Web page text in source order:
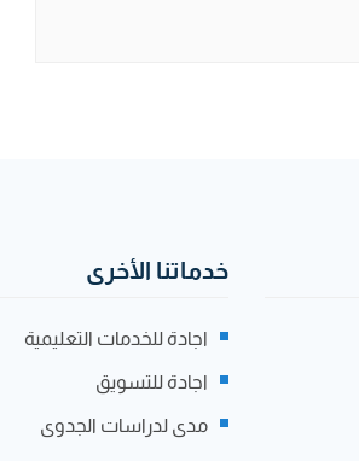
خدماتنا الأخرى
اجادة للخدمات التعليمية
اجادة للتسويق
مدى لدراسات الجدوى